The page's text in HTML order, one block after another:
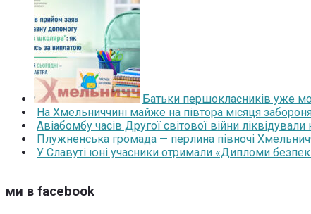
Батьки першокласників уже
На Хмельниччині майже на півтора місяця
Авіабомбу часів Другої світової війни
Плужненська громада — перлина півночі
У Славуті юні учасники отримали «Дипломи
ми в facebook